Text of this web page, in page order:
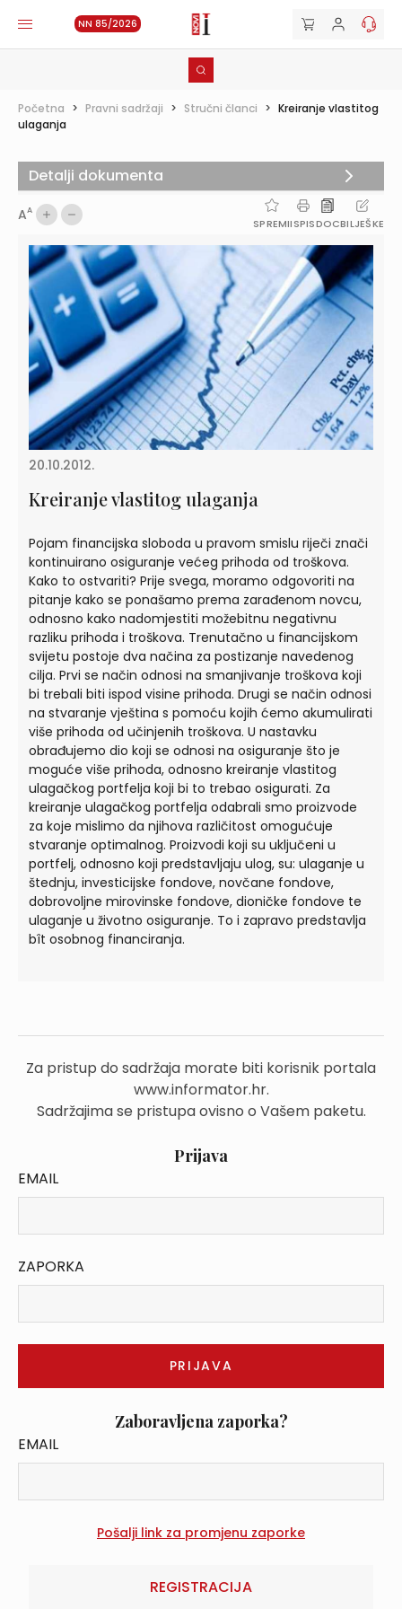
NN 85/2026
Početna > Pravni sadržaji > Stručni članci > Kreiranje vlastitog
ulaganja
AA
SPREMIISPISDOCBILJEŠKE
20.10.2012.
Kreiranje vlastitog ulaganja
Pojam financijska sloboda u pravom smislu riječi znači
kontinuirano osiguranje većeg prihoda od troškova.
Kako to ostvariti? Prije svega, moramo odgovoriti na
pitanje kako se ponašamo prema zarađenom novcu,
odnosno kako nadomjestiti možebitnu negativnu
razliku prihoda i troškova. Trenutačno u financijskom
svijetu postoje dva načina za postizanje navedenog
cilja. Prvi se način odnosi na smanjivanje troškova koji
bi trebali biti ispod visine prihoda. Drugi se način odnosi
na stvaranje vještina s pomoću kojih ćemo akumulirati
više prihoda od učinjenih troškova. U nastavku
obrađujemo dio koji se odnosi na osiguranje što je
moguće više prihoda, odnosno kreiranje vlastitog
ulagačkog portfelja koji bi to trebao osigurati. Za
kreiranje ulagačkog portfelja odabrali smo proizvode
za koje mislimo da njihova različitost omogućuje
stvaranje optimalnog. Proizvodi koji su uključeni u
portfelj, odnosno koji predstavljaju ulog, su: ulaganje u
štednju, investicijske fondove, novčane fondove,
dobrovoljne mirovinske fondove, dioničke fondove te
ulaganje u životno osiguranje. To i zapravo predstavlja
bît osobnog financiranja.
Za pristup do sadržaja morate biti korisnik portala
www.informator.hr.
Sadržajima se pristupa ovisno o Vašem paketu.
Prijava
EMAIL
ZAPORKA
Zaboravljena zaporka?
EMAIL
REGISTRACIJA
Detalji dokumenta